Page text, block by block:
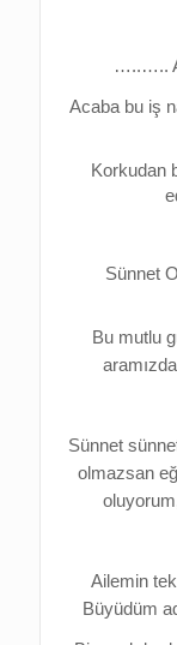
…..…..
Acaba bu iş
Korkudan
Sünnet
Bu mutlu
Sünnet
olmazsan
Ailemin
Büyüdüm